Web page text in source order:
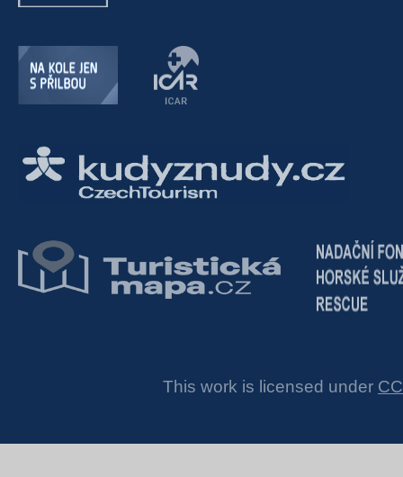
This work is licensed under